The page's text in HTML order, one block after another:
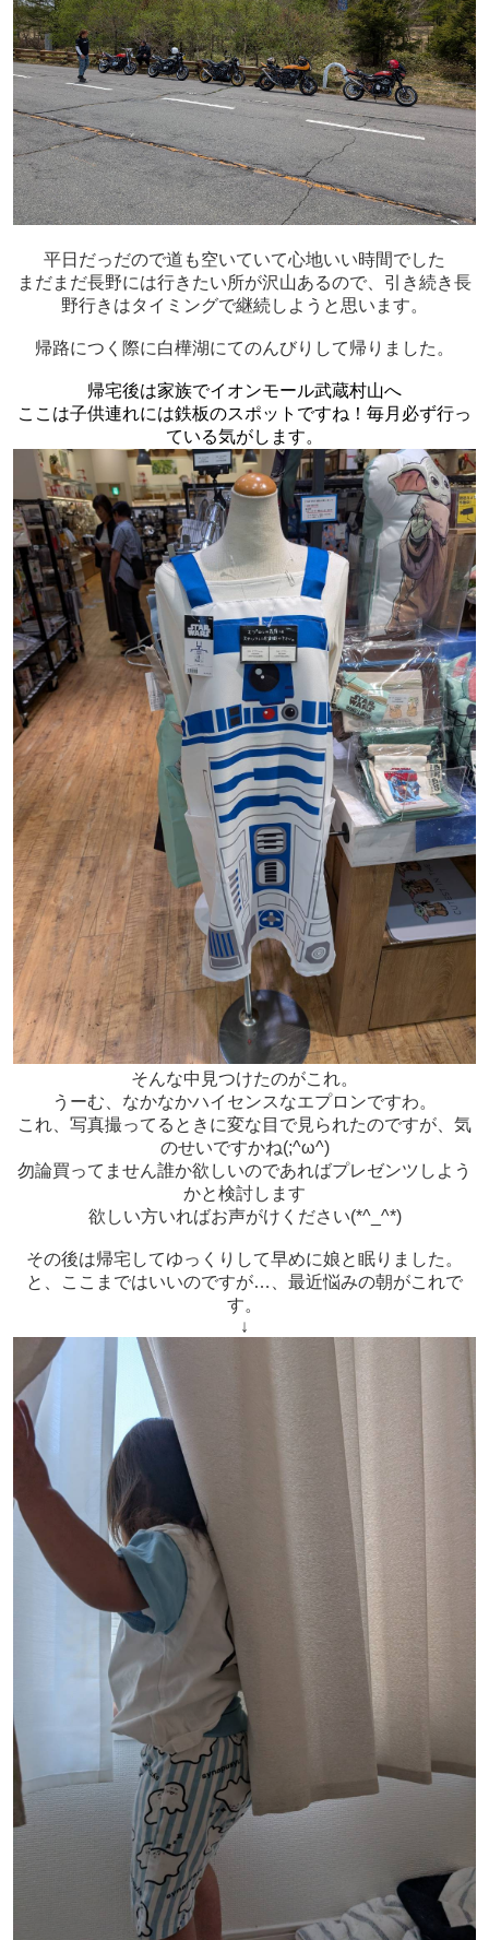
平日だっだので道も空いていて心地いい時間でした
まだまだ長野には行きたい所が沢山あるので、引き続き長
野行きはタイミングで継続しようと思います。
帰路につく際に白樺湖にてのんびりして帰りました。
帰宅後は家族でイオンモール武蔵村山へ
ここは子供連れには鉄板のスポットですね！毎月必ず行っ
ている気がします。
そんな中見つけたのがこれ。
うーむ、なかなかハイセンスなエプロンですわ。
これ、写真撮ってるときに変な目で見られたのですが、気
のせいですかね(;^ω^)
勿論買ってません誰か欲しいのであればプレゼンツしよう
かと検討します
欲しい方いればお声がけください(*^_^*)
その後は帰宅してゆっくりして早めに娘と眠りました。
と、ここまではいいのですが…、最近悩みの朝がこれで
す。
↓